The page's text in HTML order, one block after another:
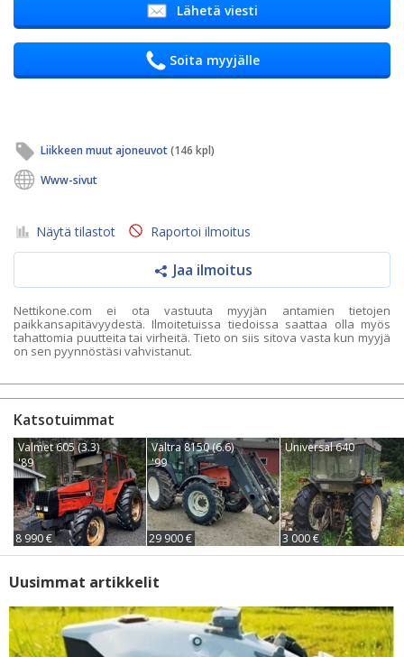
Lähetä viesti
Soita myyjälle
Liikkeen muut ajoneuvot(146 kpl)
Www-sivut
Näytä tilastot Raportoi ilmoitus
Jaa ilmoitus
Nettikone.com ei ota vastuuta myyjän antamien tietojen
paikkansapitävyydestä. Ilmoitetuissa tiedoissa saattaa olla myös
tahattomia puutteita tai virheitä. Tieto on siis sitova vasta kun myyjä
on sen pyynnöstäsi vahvistanut.
Katsotuimmat
Valmet 605 (3.3)
'89
8 990 €
Valtra 8150 (6.6)
'99
29 900 €
Universal 640
3 000 €
Uusimmat artikkelit